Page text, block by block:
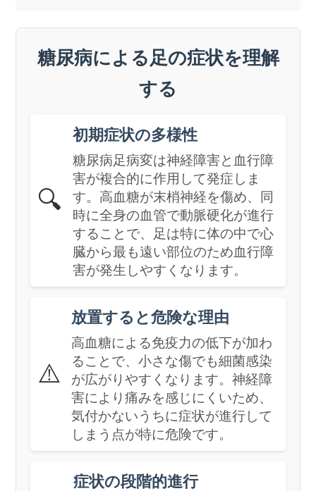
糖尿病による足の症状を理解
する
🔍
初期症状の多様性
糖尿病足病変は神経障害と血行障
害が複合的に作用して発症しま
す。高血糖が末梢神経を傷め、同
時に全身の血管で動脈硬化が進行
することで、足は特に体の中で心
臓から最も遠い部位のため血行障
害が発生しやすくなります。
⚠️
放置すると危険な理由
高血糖による免疫力の低下が加わ
ることで、小さな傷でも細菌感染
が広がりやすくなります。神経障
害により痛みを感じにくいため、
気付かないうちに症状が進行して
しまう点が特に危険です。
症状の段階的進行